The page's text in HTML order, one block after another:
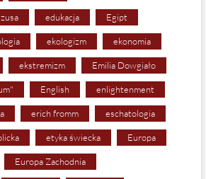
edukacja Egipt
ekologizm ekonomia
ekstremizm Emilia Dowgiało
English enlightenment
erich fromm eschatologia
etyka świecka Europa
Europa Zachodnia